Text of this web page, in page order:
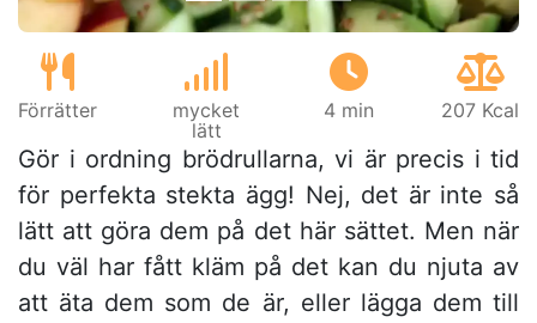
Förrätter
mycket
lätt
4 min 207 Kcal
Gör i ordning brödrullarna, vi är precis i tid
för perfekta stekta ägg! Nej, det är inte så
lätt att göra dem på det här sättet. Men när
du väl har fått kläm på det kan du njuta av
att äta dem som de är, eller lägga dem till